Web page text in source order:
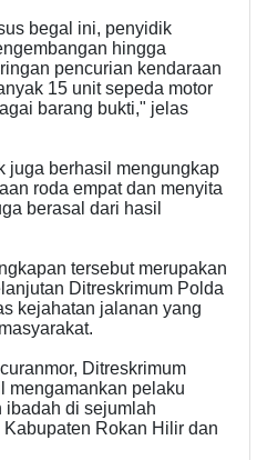
begal ini, penyidik
hingga
pencurian kendaraan
15 unit sepeda motor
barang bukti," jelas
juga berhasil mengungkap
roda empat dan menyita
berasal dari hasil
tersebut merupakan
Ditreskrimum Polda
kejahatan jalanan yang
Ditreskrimum
mengamankan pelaku
ibadah di sejumlah
Rokan Hilir dan